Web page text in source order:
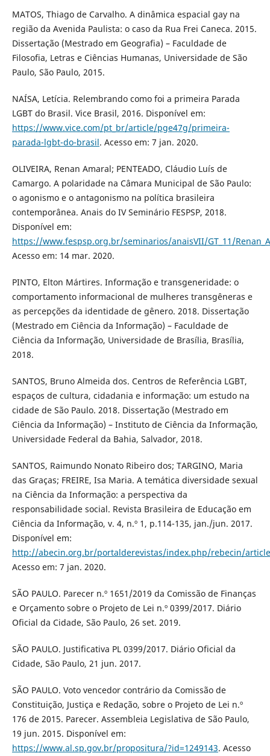
MATOS, Thiago de Carvalho. A dinâmica espacial gay na
região da Avenida Paulista: o caso da Rua Frei Caneca. 2015.
Dissertação (Mestrado em Geografia) – Faculdade de
Filosofia, Letras e Ciências Humanas, Universidade de São
Paulo, São Paulo, 2015.
NAÍSA, Letícia. Relembrando como foi a primeira Parada
LGBT do Brasil. Vice Brasil, 2016. Disponível em:
https://www.vice.com/pt_br/article/pge47g/primeira-
parada-lgbt-do-brasil. Acesso em: 7 jan. 2020.
OLIVEIRA, Renan Amaral; PENTEADO, Cláudio Luís de
Camargo. A polaridade na Câmara Municipal de São Paulo:
o agonismo e o antagonismo na política brasileira
contemporânea. Anais do IV Seminário FESPSP, 2018.
Disponível em:
https://www.fespsp.org.br/seminarios/anaisVII/GT_11/
Acesso em: 14 mar. 2020.
PINTO, Elton Mártires. Informação e transgeneridade: o
comportamento informacional de mulheres transgêneras e
as percepções da identidade de gênero. 2018. Dissertação
(Mestrado em Ciência da Informação) – Faculdade de
Ciência da Informação, Universidade de Brasília, Brasília,
2018.
SANTOS, Bruno Almeida dos. Centros de Referência LGBT,
espaços de cultura, cidadania e informação: um estudo na
cidade de São Paulo. 2018. Dissertação (Mestrado em
Ciência da Informação) – Instituto de Ciência da Informação,
Universidade Federal da Bahia, Salvador, 2018.
SANTOS, Raimundo Nonato Ribeiro dos; TARGINO, Maria
das Graças; FREIRE, Isa Maria. A temática diversidade sexual
na Ciência da Informação: a perspectiva da
responsabilidade social. Revista Brasileira de Educação em
Ciência da Informação, v. 4, n.º 1, p.114-135, jan./jun. 2017.
Disponível em:
http://abecin.org.br/portalderevistas/index.php/rebecin/
Acesso em: 7 jan. 2020.
SÃO PAULO. Parecer n.º 1651/2019 da Comissão de Finanças
e Orçamento sobre o Projeto de Lei n.º 0399/2017. Diário
Oficial da Cidade, São Paulo, 26 set. 2019.
SÃO PAULO. Justificativa PL 0399/2017. Diário Oficial da
Cidade, São Paulo, 21 jun. 2017.
SÃO PAULO. Voto vencedor contrário da Comissão de
Constituição, Justiça e Redação, sobre o Projeto de Lei n.º
176 de 2015. Parecer. Assembleia Legislativa de São Paulo,
19 jun. 2015. Disponível em:
https://www.al.sp.gov.br/propositura/?id=1249143. Acesso